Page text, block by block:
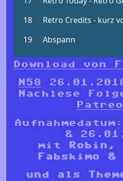
Download von
N58
Nachlese
&
mit
Fabskimo &
und als